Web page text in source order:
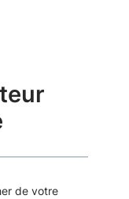
de votre